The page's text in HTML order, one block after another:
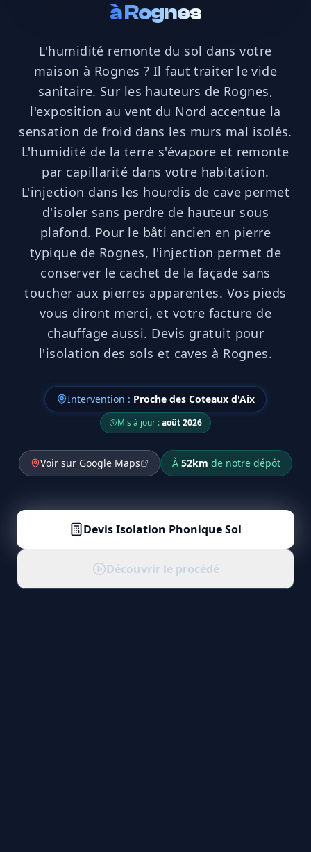
àRognes
L'humidité remonte du sol dans votre
maison à Rognes ? Il faut traiter le vide
sanitaire. Sur les hauteurs de Rognes,
l'exposition au vent du Nord accentue la
sensation de froid dans les murs mal isolés.
L'humidité de la terre s'évapore et remonte
par capillarité dans votre habitation.
L'injection dans les hourdis de cave permet
d'isoler sans perdre de hauteur sous
plafond. Pour le bâti ancien en pierre
typique de Rognes, l'injection permet de
conserver le cachet de la façade sans
toucher aux pierres apparentes. Vos pieds
vous diront merci, et votre facture de
chauffage aussi. Devis gratuit pour
l'isolation des sols et caves à Rognes.
Intervention : Proche des Coteaux d'Aix
Mis à jour :août 2026
Voir sur Google Maps À 52km de notre dépôt
DevisIsolation Phonique Sol
Découvrir le procédé